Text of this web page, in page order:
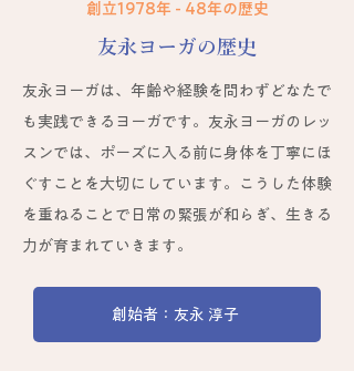
創立1978年 - 48年の歴史
​友永ヨーガの歴史
友永ヨーガは、年齢や経験を問わずどなたで
も実践できるヨーガです。友永ヨーガのレッ
スンでは、ポーズに入る前に身体を丁寧にほ
ぐすことを大切にしています。こうした体験
を重ねることで日常の緊張が和らぎ、生きる
力が育まれていきます。
創始者：友永 淳子